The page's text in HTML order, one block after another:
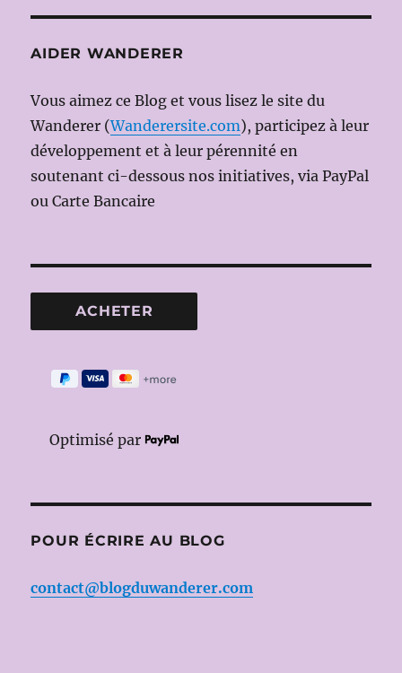
AIDER WANDERER
Vous aimez ce Blog et vous lisez le site du
Wanderer (Wanderersite.com), participez à leur
développement et à leur pérennité en
soutenant ci-dessous nos initiatives, via PayPal
ou Carte Bancaire
Optimisé par
POUR ÉCRIRE AU BLOG
contact@blogduwanderer.com